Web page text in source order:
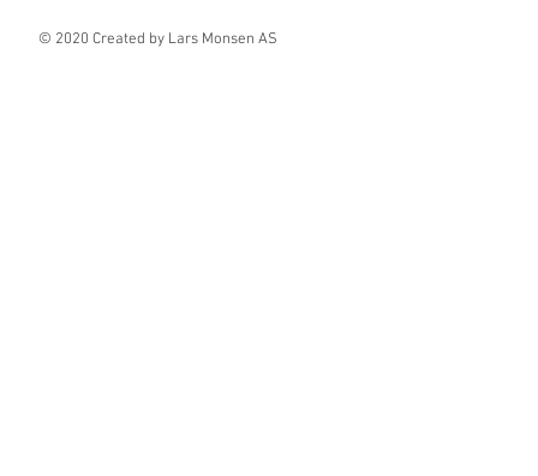
© 2020 Created by Lars Monsen AS